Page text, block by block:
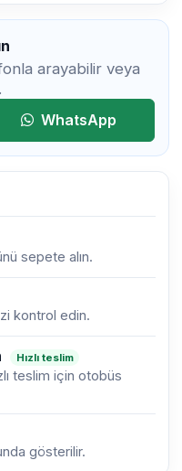
arayabilir veya
WhatsApp
sepete alın.
kontrol edin.
Hızlı teslim
teslim için otobüs
gösterilir.